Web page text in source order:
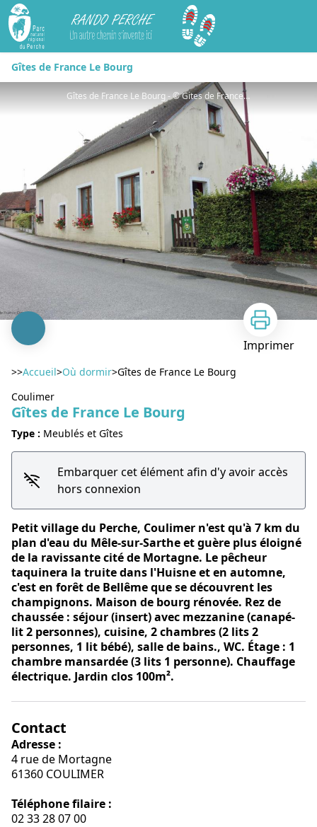
Rando Perche
Gîtes de France Le Bourg
Gîtes de France Le Bourg - © Gites de France Orne
Imprimer
>>Accueil>Où dormir>Gîtes de France Le Bourg
Coulimer
Gîtes de France Le Bourg
Type : Meublés et Gîtes
Embarquer cet élément afin d'y avoir accès
hors connexion
Petit village du Perche, Coulimer n'est qu'à 7 km du
plan d'eau du Mêle-sur-Sarthe et guère plus éloigné
de la ravissante cité de Mortagne. Le pêcheur
taquinera la truite dans l'Huisne et en automne,
c'est en forêt de Bellême que se découvrent les
champignons. Maison de bourg rénovée. Rez de
chaussée : séjour (insert) avec mezzanine (canapé-
lit 2 personnes), cuisine, 2 chambres (2 lits 2
personnes, 1 lit bébé), salle de bains., WC. Étage : 1
chambre mansardée (3 lits 1 personne). Chauffage
électrique. Jardin clos 100m².
Contact
Adresse :
4 rue de Mortagne
61360 COULIMER
Téléphone filaire :
02 33 28 07 00